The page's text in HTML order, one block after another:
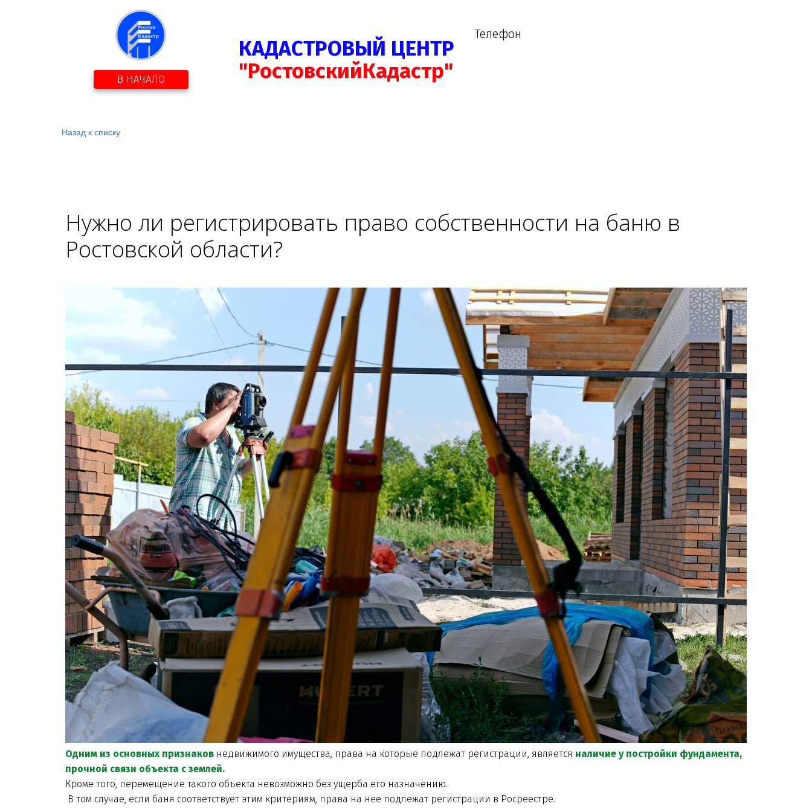
В НАЧАЛО
КАДАСТРОВЫЙ ЦЕНТР
"РостовскийКадастр"
Телефон
Назад к списку
Нужно ли регистрировать право собственности на баню в
Ростовской области?
Одним из основных признаков недвижимого имущества, права на которые подлежат регистрации, является наличие у постройки фундамента,
прочной связи объекта с землей.
Кроме того, перемещение такого объекта невозможно без ущерба его назначению.
В том случае, если баня соответствует этим критериям, права на нее подлежат регистрации в Росреестре.